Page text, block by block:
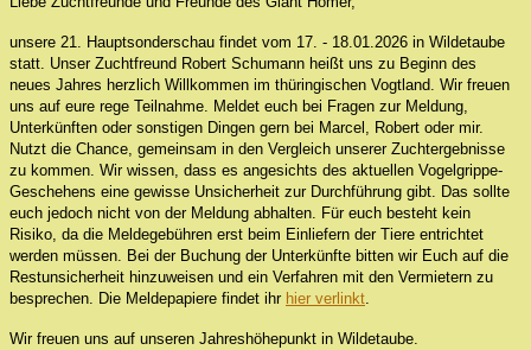
unsere 21. Hauptsonderschau findet vom 17. - 18.01.2026 in Wildetaube
statt. Unser Zuchtfreund Robert Schumann heißt uns zu Beginn des
neues Jahres herzlich Willkommen im thüringischen Vogtland. Wir freuen
uns auf eure rege Teilnahme. Meldet euch bei Fragen zur Meldung,
Unterkünften oder sonstigen Dingen gern bei Marcel, Robert oder mir.
Nutzt die Chance, gemeinsam in den Vergleich unserer Zuchtergebnisse
zu kommen. Wir wissen, dass es angesichts des aktuellen Vogelgrippe-
Geschehens eine gewisse Unsicherheit zur Durchführung gibt. Das sollte
euch jedoch nicht von der Meldung abhalten. Für euch besteht kein
Risiko, da die Meldegebühren erst beim Einliefern der Tiere entrichtet
werden müssen. Bei der Buchung der Unterkünfte bitten wir Euch auf die
Restunsicherheit hinzuweisen und ein Verfahren mit den Vermietern zu
besprechen. Die Meldepapiere findet ihr hier verlinkt.
Wir freuen uns auf unseren Jahreshöhepunkt in Wildetaube.